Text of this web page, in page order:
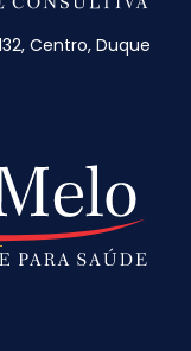
Centro, Duque